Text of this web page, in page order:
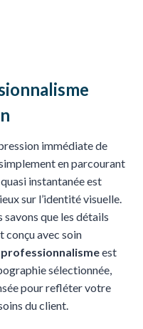
immédiate de
en parcourant
instantanée est
sur l’identité visuelle.
que les détails
avec soin
professionnalismeest
sélectionnée,
pour refléter votre
du client.